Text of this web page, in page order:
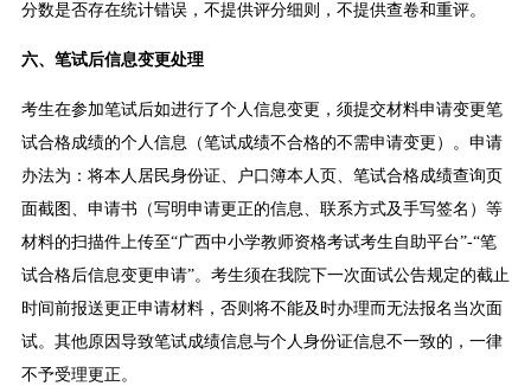
分数是否存在统计错误，不提供评分细则，不提供查卷和重评。
六、笔试后信息变更处理
考生在参加笔试后如进行了个人信息变更，须提交材料申请变更笔
试合格成绩的个人信息（笔试成绩不合格的不需申请变更）。申请
办法为：将本人居民身份证、户口簿本人页、笔试合格成绩查询页
面截图、申请书（写明申请更正的信息、联系方式及手写签名）等
材料的扫描件上传至“广西中小学教师资格考试考生自助平台”-“笔
试合格后信息变更申请”。考生须在我院下一次面试公告规定的截止
时间前报送更正申请材料，否则将不能及时办理而无法报名当次面
试。其他原因导致笔试成绩信息与个人身份证信息不一致的，一律
不予受理更正。